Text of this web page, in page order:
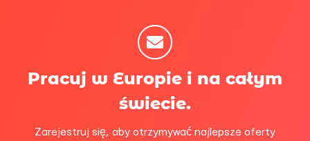
Pracuj w Europie i na całym
świecie.
Zarejestruj się, aby otrzymywać najlepsze oferty